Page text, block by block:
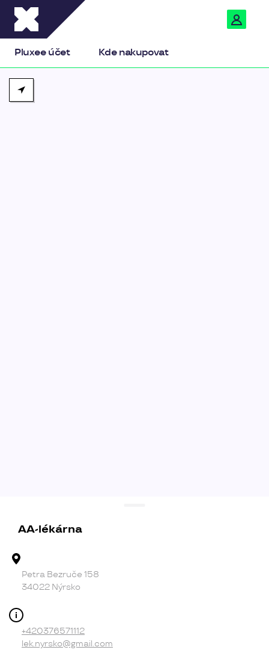
Pluxee účet Kde nakupovat
AA-lékárna
Petra Bezruče 158
34022 Nýrsko
+420376571112
lek.nyrsko@gmail.com